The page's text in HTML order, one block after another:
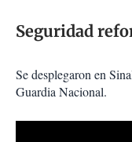
Seguridad
Se desplegaron en
Guardia Nacional.